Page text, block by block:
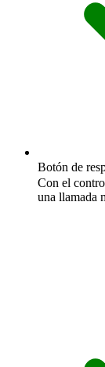
Botón de
Con el
una llamada